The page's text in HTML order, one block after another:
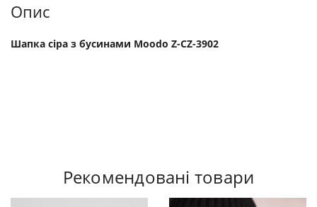
Опис
Шапка сіра з бусинами Moodo Z-CZ-3902
Рекомендовані товари